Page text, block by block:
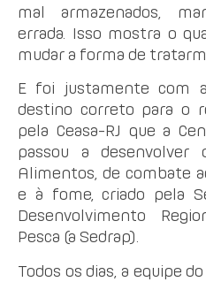
mal armazenados,
errada. Isso mostra o
mudar a forma de
E foi justamente com
destino correto para o
pela Ceasa-RJ que a
passou a desenvolver
Alimentos, de combate
e à fome, criado pela
Desenvolvimento
Pesca (a Sedrap).
Todos os dias, a equipe